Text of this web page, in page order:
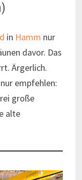
in Hamm nur
davor. Das
Ärgerlich.
empfehlen:
große
alte